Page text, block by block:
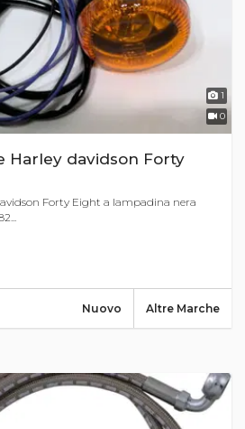
1
0
Harley davidson Forty
Forty Eight a lampadina nera
Altre Marche
Nuovo